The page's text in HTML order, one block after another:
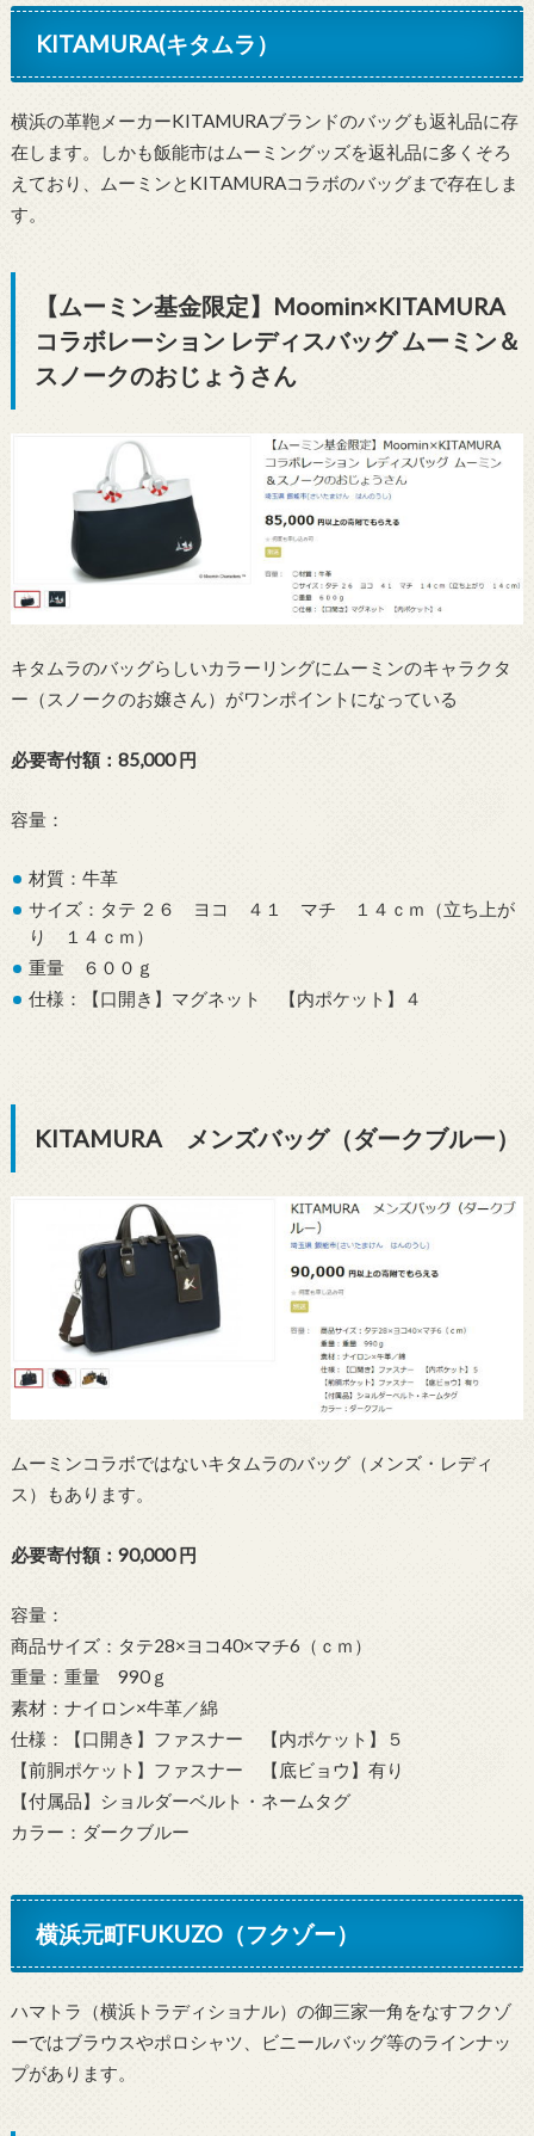
KITAMURA(キタムラ）
横浜の革鞄メーカーKITAMURAブランドのバッグも返礼品に存
在します。しかも飯能市はムーミングッズを返礼品に多くそろ
えており、ムーミンとKITAMURAコラボのバッグまで存在しま
す。
【ムーミン基金限定】Moomin×KITAMURA
コラボレーション レディスバッグ ムーミン＆
スノークのおじょうさん
キタムラのバッグらしいカラーリングにムーミンのキャラクタ
ー（スノークのお嬢さん）がワンポイントになっている
必要寄付額：85,000 円
容量：
材質：牛革
サイズ：タテ ２６ ヨコ ４１ マチ １４ｃｍ（立ち上が
り １４ｃｍ）
重量 ６００ｇ
仕様：【口開き】マグネット 【内ポケット】４
KITAMURA メンズバッグ（ダークブルー）
ムーミンコラボではないキタムラのバッグ（メンズ・レディ
ス）もあります。
必要寄付額：90,000 円
容量：
商品サイズ：タテ28×ヨコ40×マチ6（ｃｍ）
重量：重量 990ｇ
素材：ナイロン×牛革／綿
仕様：【口開き】ファスナー 【内ポケット】５
【前胴ポケット】ファスナー 【底ビョウ】有り
【付属品】ショルダーベルト・ネームタグ
カラー：ダークブルー
横浜元町FUKUZO（フクゾー）
ハマトラ（横浜トラディショナル）の御三家一角をなすフクゾ
ーではブラウスやポロシャツ、ビニールバッグ等のラインナッ
プがあります。